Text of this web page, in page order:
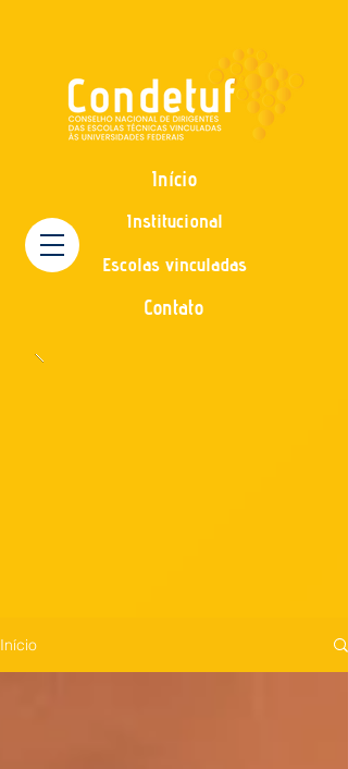
Início
Institucional
Escolas vinculadas
Contato
Início